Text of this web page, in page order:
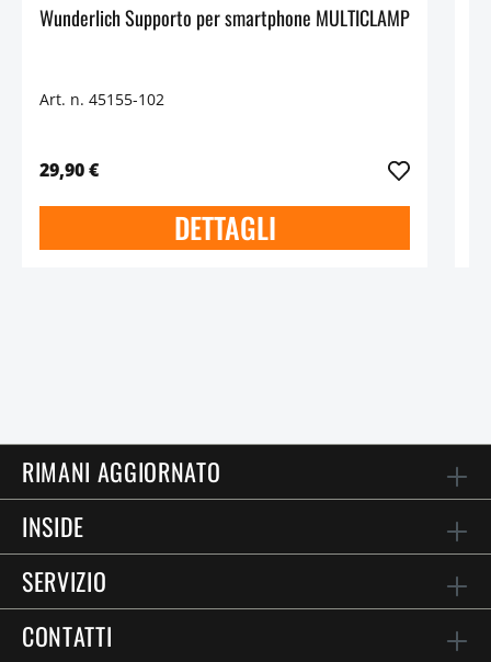
Wunderlich Supporto per smartphone MULTICLAMP
Art. n. 45155-102
29,90 €
DETTAGLI
RIMANI AGGIORNATO
INSIDE
SERVIZIO
CONTATTI